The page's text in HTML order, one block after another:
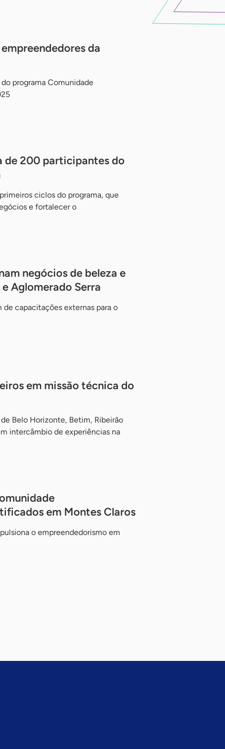
da
programa Comunidade
de 200 participantes do
ciclos do programa, que
e fortalecer o
negócios de beleza e
Aglomerado Serra
capacitações externas para o
em missão técnica do
Belo Horizonte, Betim, Ribeirão
intercâmbio de experiências na
em Montes Claros
o empreendedorismo em